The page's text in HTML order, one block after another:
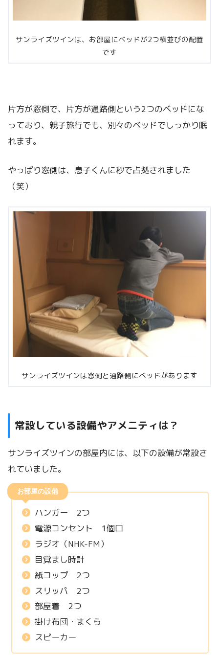
サンライズツインは、お部屋にベッドが2つ横並びの配置
です
片方が窓側で、片方が通路側という2つのベッドにな
っており、親子旅行でも、別々のベッドでしっかり眠
れます。
やっぱり窓側は、息子くんに秒で占拠されました
（笑）
サンライズツインは窓側と通路側にベッドがあります
常設している設備やアメニティは？
サンライズツインの部屋内には、以下の設備が常設さ
れていました。
お部屋の設備
ハンガー 2つ
電源コンセント 1個口
ラジオ（NHK-FM）
目覚まし時計
紙コップ 2つ
スリッパ 2つ
部屋着 2つ
掛け布団・まくら
スピーカー